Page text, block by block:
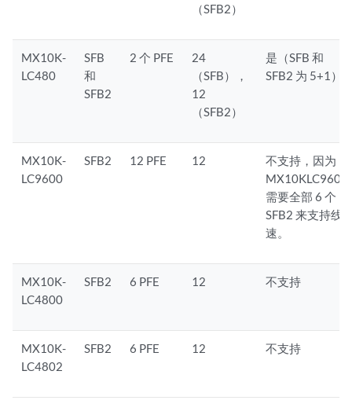
（SFB2）
MX10K-
LC480
SFB
和
SFB2
2 个 PFE
24
（SFB），
12
（SFB2）
是（SFB 和
SFB2 为 5+1）
MX10K-
LC9600
SFB2 12 PFE 12
不支持，因为
MX10KLC9600
需要全部 6 个
SFB2 来支持线
速。
MX10K-
LC4800
SFB2 6 PFE 12 不支持
MX10K-
LC4802
SFB2 6 PFE 12 不支持